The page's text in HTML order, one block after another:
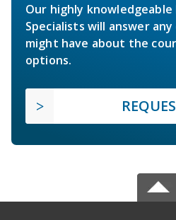
Our highly knowledgeable
Specialists will answer
might have about the
options.